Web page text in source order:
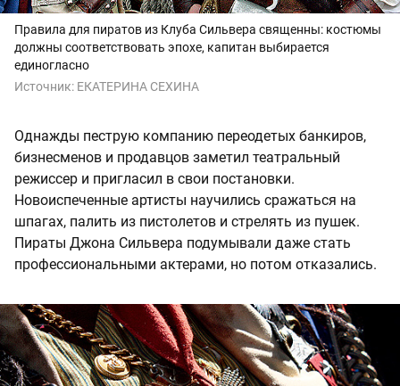
Правила для пиратов из Клуба Сильвера священны: костюмы
должны соответствовать эпохе, капитан выбирается
единогласно
Источник: ЕКАТЕРИНА СЕХИНА
Однажды пеструю компанию переодетых банкиров,
бизнесменов и продавцов заметил театральный
режиссер и пригласил в свои постановки.
Новоиспеченные артисты научились сражаться на
шпагах, палить из пистолетов и стрелять из пушек.
Пираты Джона Сильвера подумывали даже стать
профессиональными актерами, но потом отказались.